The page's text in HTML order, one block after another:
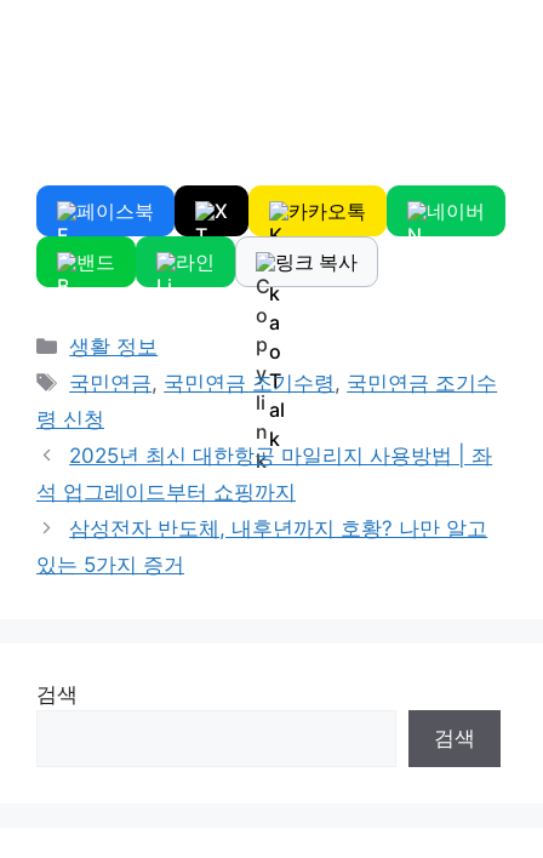
페이스북 X 카카오톡 네이버
밴드 라인 링크 복사
Categories
생활 정보
Tags
국민연금, 국민연금 조기수령, 국민연금 조기수
령 신청
2025년 최신 대한항공 마일리지 사용방법 | 좌
석 업그레이드부터 쇼핑까지
삼성전자 반도체, 내후년까지 호황? 나만 알고
있는 5가지 증거
검색
검색